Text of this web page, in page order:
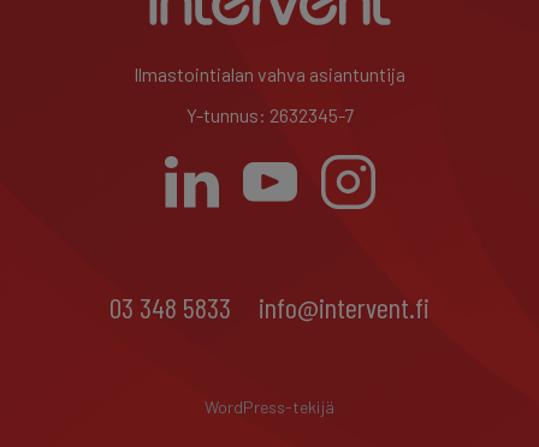
Ilmastointialan vahva asiantuntija
Y-tunnus: 2632345-7
03 348 5833 info@intervent.fi
WordPress-tekijä